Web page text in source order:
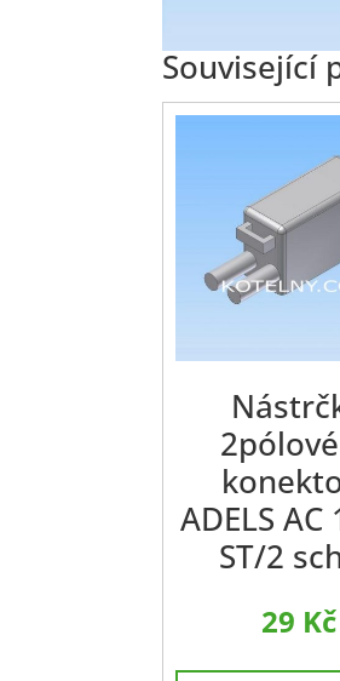
Související
ADELS AC
ST/2
29 Kč